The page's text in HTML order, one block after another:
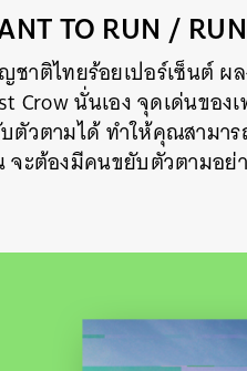
TO RUN /
าติไทยร้อยเปอร์เซ็นต์ ผ
Crow นั่นเอง จุดเด่นขอ
ตัวตามได้ ทำให้คุณสามา
จะต้องมีคนขยับตัวตามอย่